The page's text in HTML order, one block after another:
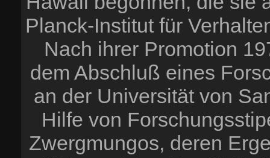
Planck-Institut für
Nach ihrer Promotion
dem Abschluß eines
an der Universität von
Hilfe von
Zwergmungos, deren